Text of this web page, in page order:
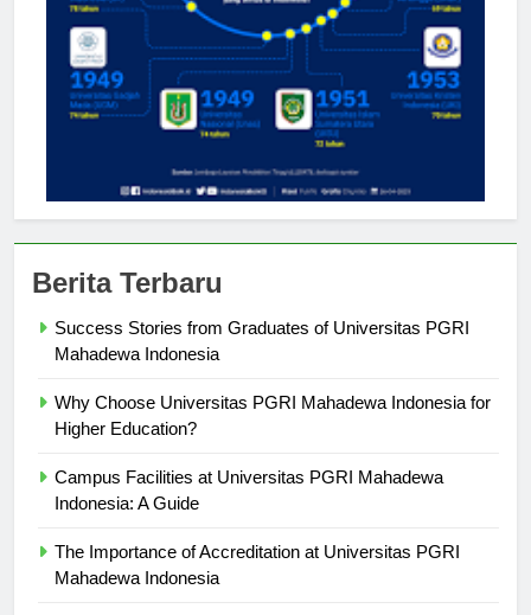
Berita Terbaru
Success Stories from Graduates of Universitas PGRI
Mahadewa Indonesia
Why Choose Universitas PGRI Mahadewa Indonesia for
Higher Education?
Campus Facilities at Universitas PGRI Mahadewa
Indonesia: A Guide
The Importance of Accreditation at Universitas PGRI
Mahadewa Indonesia